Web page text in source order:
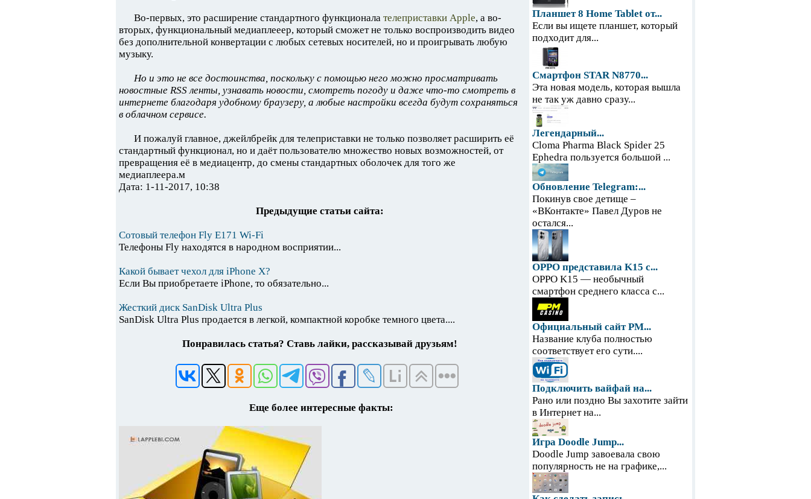
Во-первых, это расширение стандартного функционала телеприставки Apple, а во-
вторых, функциональный медиаплееер, который сможет не только воспроизводить видео
без дополнительной конвертации с любых сетевых носителей, но и проигрывать любую
музыку.
Но и это не все достоинства, поскольку с помощью него можно просматривать
новостные RSS ленты, узнавать новости, смотреть погоду и даже что-то смотреть в
интернете благодаря удобному браузеру, а любые настройки всегда будут сохраняться
в облачном сервисе.
И пожалуй главное, джейлбрейк для телеприставки не только позволяет расширить её
стандартный функционал, но и даёт пользователю множество новых возможностей, от
превращения её в медиацентр, до смены стандартных оболочек для того же
медиаплеера.м
Дата: 1-11-2017, 10:38
Предыдущие статьи сайта:
Сотовый телефон Fly E171 Wi-Fi
Телефоны Fly находятся в народном восприятии...
Какой бывает чехол для iPhone X?
Если Вы приобретаете iPhone, то обязательно...
Жесткий диск SanDisk Ultra Plus
SanDisk Ultra Plus продается в легкой, компактной коробке темного цвета....
Понравилась статья? Ставь лайки, рассказывай друзьям!
Еще более интересные факты:
Планшет 8 Home Tablet от...
Если вы ищете планшет, который
подходит для...
Смартфон STAR N8770...
Эта новая модель, которая вышла
не так уж давно сразу...
Легендарный...
Cloma Pharma Black Spider 25
Ephedra пользуется большой ...
Обновление Telegram:...
Покинув свое детище –
«ВКонтакте» Павел Дуров не
остался...
OPPO представила K15 с...
OPPO K15 — необычный
смартфон среднего класса с...
Официальный сайт PM...
Название клуба полностью
соответствует его сути....
Подключить вайфай на...
Рано или поздно Вы захотите зайти
в Интернет на...
Игра Doodle Jump...
Doodle Jump завоевала свою
популярность не на графике,...